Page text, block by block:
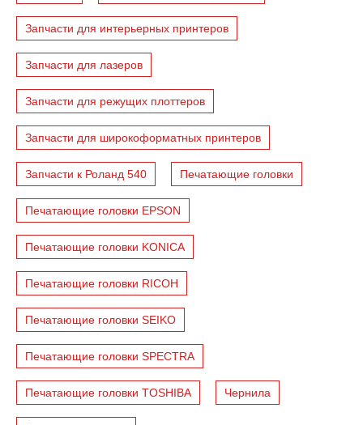
Запчасти для интерьерных принтеров
Запчасти для лазеров
Запчасти для режущих плоттеров
Запчасти для широкоформатных принтеров
Запчасти к Роланд 540 Печатающие головки
Печатающие головки EPSON
Печатающие головки KONICA
Печатающие головки RICOH
Печатающие головки SEIKO
Печатающие головки SPECTRA
Печатающие головки TOSHIBA Чернила